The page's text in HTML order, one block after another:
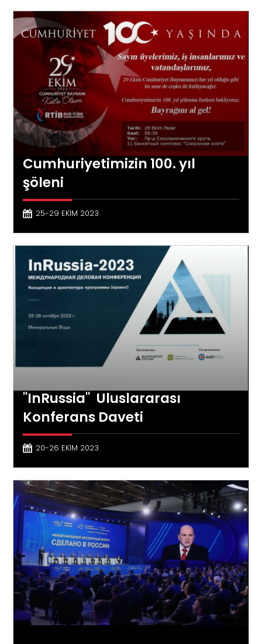
Cumhuriyetimizin 100. yıl
şöleni
25-29 EKİM 2023
"InRussia" Uluslararası
Konferans Daveti
20-26 EKİM 2023